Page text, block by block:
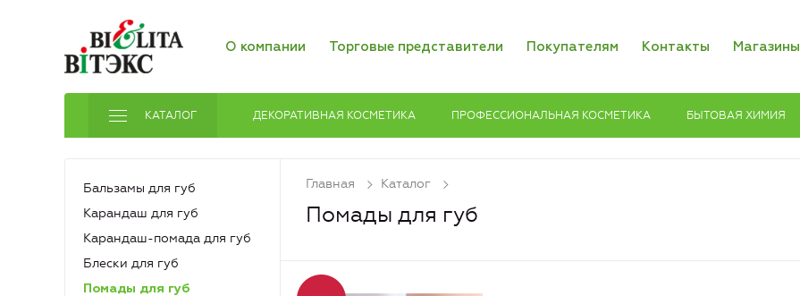
О компании Торговые представители Покупателям Контакты Магазины
КАТАЛОГ ДЕКОРАТИВНАЯ КОСМЕТИКА ПРОФЕССИОНАЛЬНАЯ КОСМЕТИКА БЫТОВАЯ ХИМИЯ
Бальзамы для губ
Карандаш для губ
Карандаш-помада для губ
Блески для губ
Помады для губ
Главная Каталог
Помады для губ